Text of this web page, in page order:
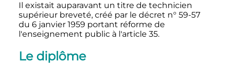
Il existait auparavant un titre de technicien
supérieur breveté, créé par le décret n° 59-57
du 6 janvier 1959 portant réforme de
l'enseignement public à l'article 35.
Le diplôme